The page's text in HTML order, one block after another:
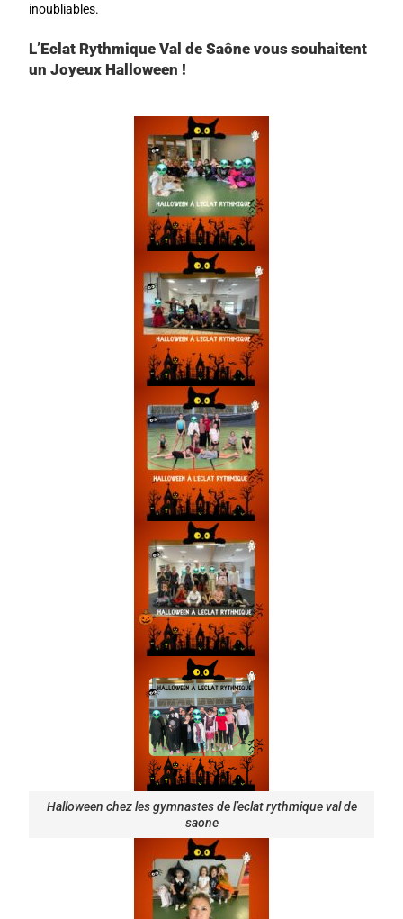
inoubliables.
L’Eclat Rythmique Val de Saône vous souhaitent
un Joyeux Halloween !
Halloween chez les gymnastes de l’eclat rythmique val de
saone